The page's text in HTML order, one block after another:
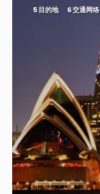
5 目的地 6 交通网络